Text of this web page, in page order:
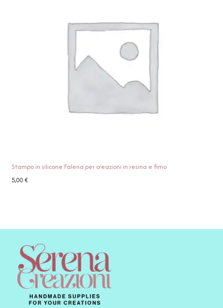
Stampo in silicone Falena per creazioni in resina e fimo
5,00€